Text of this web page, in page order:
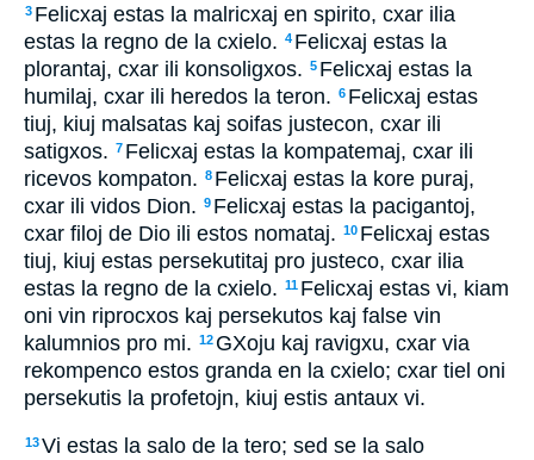
3 Felicxaj estas la malricxaj en spirito, cxar ilia
estas la regno de la cxielo. 4 Felicxaj estas la
plorantaj, cxar ili konsoligxos. 5 Felicxaj estas la
humilaj, cxar ili heredos la teron. 6 Felicxaj estas
tiuj, kiuj malsatas kaj soifas justecon, cxar ili
satigxos. 7 Felicxaj estas la kompatemaj, cxar ili
ricevos kompaton. 8 Felicxaj estas la kore puraj,
cxar ili vidos Dion. 9 Felicxaj estas la pacigantoj,
cxar filoj de Dio ili estos nomataj. 10 Felicxaj estas
tiuj, kiuj estas persekutitaj pro justeco, cxar ilia
estas la regno de la cxielo. 11 Felicxaj estas vi, kiam
oni vin riprocxos kaj persekutos kaj false vin
kalumnios pro mi. 12 GXoju kaj ravigxu, cxar via
rekompenco estos granda en la cxielo; cxar tiel oni
persekutis la profetojn, kiuj estis antaux vi.
13Vi estas la salo de la tero; sed se la salo